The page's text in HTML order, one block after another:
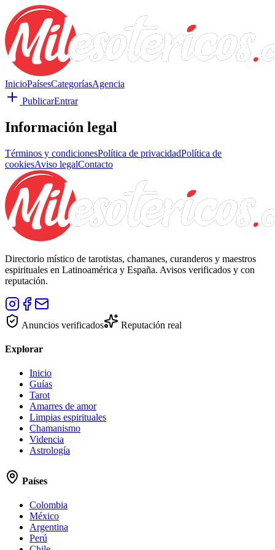
InicioPaísesCategoríasAgencia
PublicarEntrar
Información legal
Términos y condicionesPolítica de privacidadPolítica de
cookiesAviso legalContacto
Directorio místico de tarotistas, chamanes, curanderos y maestros
espirituales en Latinoamérica y España. Avisos verificados y con
reputación.
Anuncios verificados Reputación real
Explorar
Inicio
Guías
Tarot
Amarres de amor
Limpias espirituales
Chamanismo
Videncia
Astrología
Países
Colombia
México
Argentina
Perú